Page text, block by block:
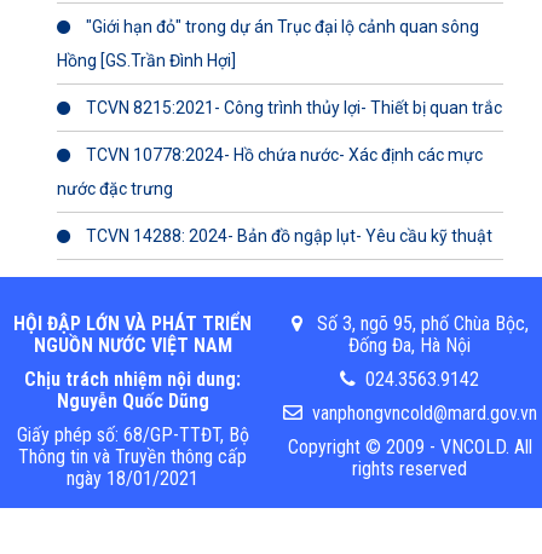
"Giới hạn đỏ" trong dự án Trục đại lộ cảnh quan sông
Hồng [GS.Trần Đình Hợi]
TCVN 8215:2021- Công trình thủy lợi- Thiết bị quan trắc
TCVN 10778:2024- Hồ chứa nước- Xác định các mực
nước đặc trưng
TCVN 14288: 2024- Bản đồ ngập lụt- Yêu cầu kỹ thuật
HỘI ĐẬP LỚN VÀ PHÁT TRIỂN
NGUỒN NƯỚC VIỆT NAM
Chịu trách nhiệm nội dung:
Nguyễn Quốc Dũng
Giấy phép số: 68/GP-TTĐT, Bộ
Thông tin và Truyền thông cấp
ngày 18/01/2021
Số 3, ngõ 95, phố Chùa Bộc,
Đống Đa, Hà Nội
024.3563.9142
vanphongvncold@mard.gov.vn
Copyright © 2009 - VNCOLD. All
rights reserved